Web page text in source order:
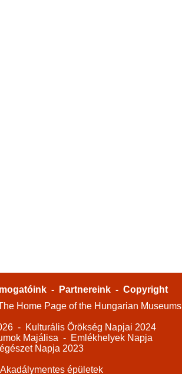
- Partnereink - Copyright
Home Page of the Hungarian Museums
- Kulturális Örökség Napjai 2024
Majálisa - Emlékhelyek Napja
Napja 2023
Akadálymentes épületek